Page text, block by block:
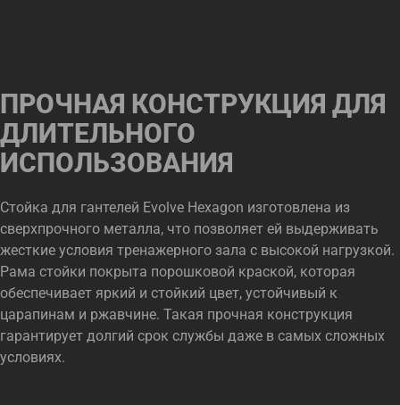
ПРОЧНАЯ КОНСТРУКЦИЯ ДЛЯ
ДЛИТЕЛЬНОГО
ИСПОЛЬЗОВАНИЯ
Стойка для гантелей Evolve Hexagon изготовлена из
сверхпрочного металла, что позволяет ей выдерживать
жесткие условия тренажерного зала с высокой нагрузкой.
Рама стойки покрыта порошковой краской, которая
обеспечивает яркий и стойкий цвет, устойчивый к
царапинам и ржавчине. Такая прочная конструкция
гарантирует долгий срок службы даже в самых сложных
условиях.